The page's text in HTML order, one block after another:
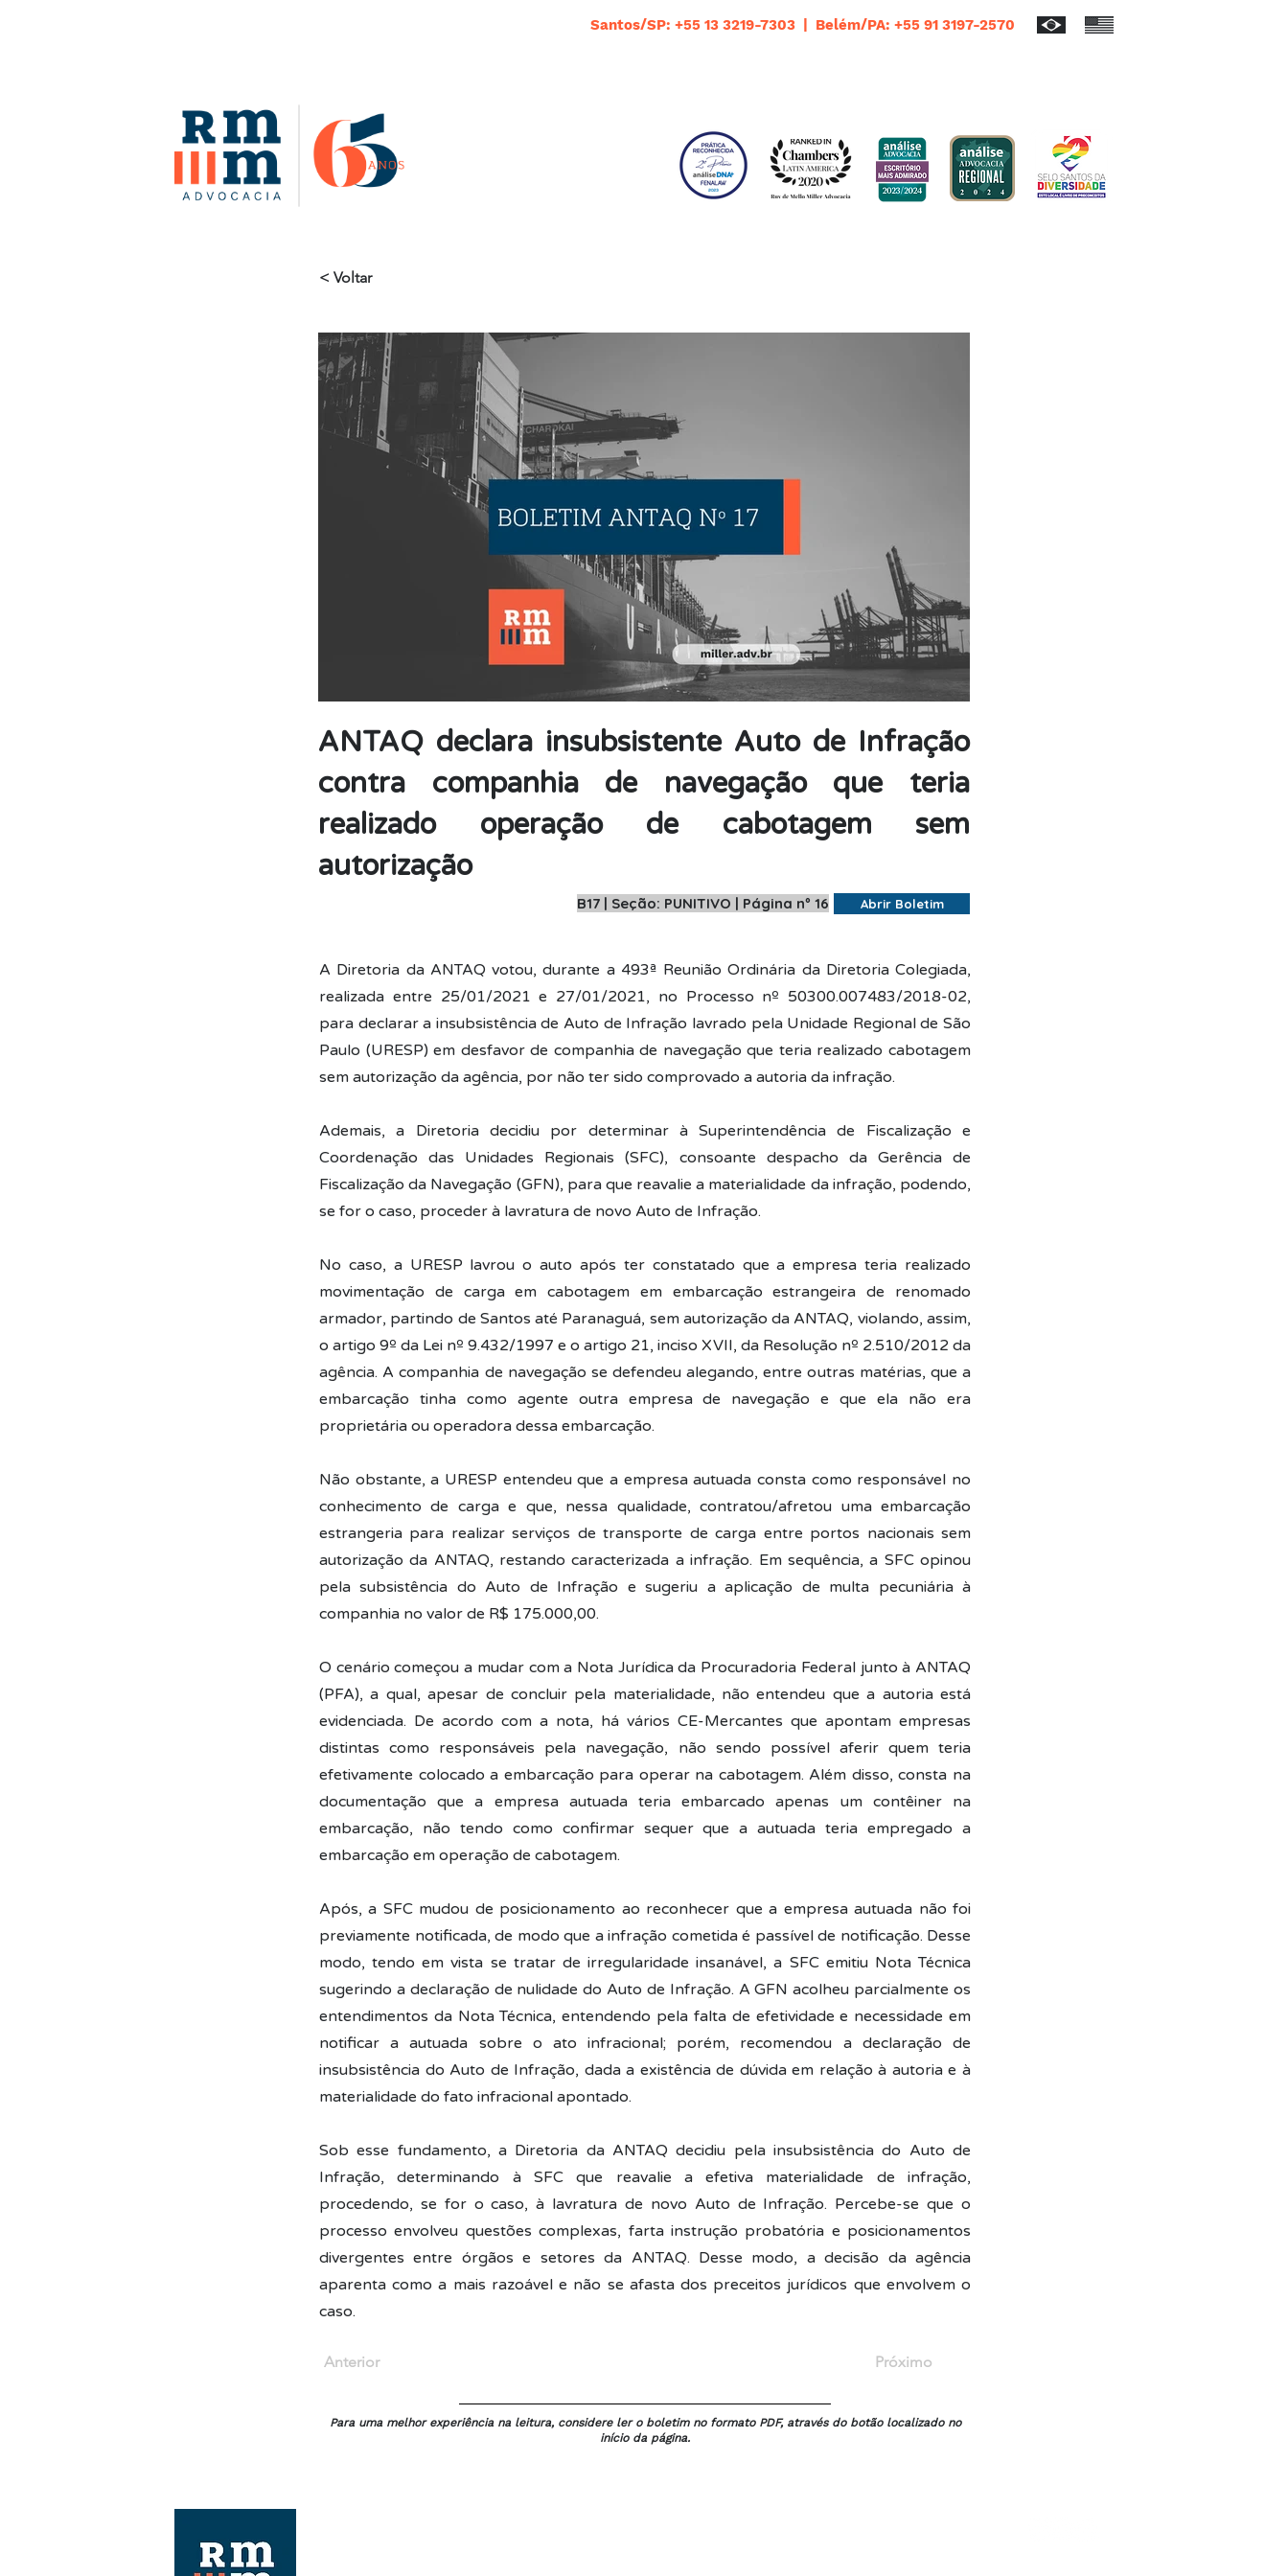
Santos/SP: +55 13 3219-7303 | Belém/PA: +55 91 3197-2570
< Voltar
ANTAQ declara insubsistente Auto de Infração
contra companhia de navegação que teria
realizado operação de cabotagem sem
autorização
B17 | Seção: PUNITIVO | Página nº 16 Abrir Boletim
A Diretoria da ANTAQ votou, durante a 493ª Reunião Ordinária da Diretoria Colegiada,
realizada entre 25/01/2021 e 27/01/2021, no Processo nº 50300.007483/2018-02,
para declarar a insubsistência de Auto de Infração lavrado pela Unidade Regional de São
Paulo (URESP) em desfavor de companhia de navegação que teria realizado cabotagem
sem autorização da agência, por não ter sido comprovado a autoria da infração.
Ademais, a Diretoria decidiu por determinar à Superintendência de Fiscalização e
Coordenação das Unidades Regionais (SFC), consoante despacho da Gerência de
Fiscalização da Navegação (GFN), para que reavalie a materialidade da infração, podendo,
se for o caso, proceder à lavratura de novo Auto de Infração.
No caso, a URESP lavrou o auto após ter constatado que a empresa teria realizado
movimentação de carga em cabotagem em embarcação estrangeira de renomado
armador, partindo de Santos até Paranaguá, sem autorização da ANTAQ, violando, assim,
o artigo 9º da Lei nº 9.432/1997 e o artigo 21, inciso XVII, da Resolução nº 2.510/2012 da
agência. A companhia de navegação se defendeu alegando, entre outras matérias, que a
embarcação tinha como agente outra empresa de navegação e que ela não era
proprietária ou operadora dessa embarcação.
Não obstante, a URESP entendeu que a empresa autuada consta como responsável no
conhecimento de carga e que, nessa qualidade, contratou/afretou uma embarcação
estrangeria para realizar serviços de transporte de carga entre portos nacionais sem
autorização da ANTAQ, restando caracterizada a infração. Em sequência, a SFC opinou
pela subsistência do Auto de Infração e sugeriu a aplicação de multa pecuniária à
companhia no valor de R$ 175.000,00.
O cenário começou a mudar com a Nota Jurídica da Procuradoria Federal junto à ANTAQ
(PFA), a qual, apesar de concluir pela materialidade, não entendeu que a autoria está
evidenciada. De acordo com a nota, há vários CE-Mercantes que apontam empresas
distintas como responsáveis pela navegação, não sendo possível aferir quem teria
efetivamente colocado a embarcação para operar na cabotagem. Além disso, consta na
documentação que a empresa autuada teria embarcado apenas um contêiner na
embarcação, não tendo como confirmar sequer que a autuada teria empregado a
embarcação em operação de cabotagem.
Após, a SFC mudou de posicionamento ao reconhecer que a empresa autuada não foi
previamente notificada, de modo que a infração cometida é passível de notificação. Desse
modo, tendo em vista se tratar de irregularidade insanável, a SFC emitiu Nota Técnica
sugerindo a declaração de nulidade do Auto de Infração. A GFN acolheu parcialmente os
entendimentos da Nota Técnica, entendendo pela falta de efetividade e necessidade em
notificar a autuada sobre o ato infracional; porém, recomendou a declaração de
insubsistência do Auto de Infração, dada a existência de dúvida em relação à autoria e à
materialidade do fato infracional apontado.
Sob esse fundamento, a Diretoria da ANTAQ decidiu pela insubsistência do Auto de
Infração, determinando à SFC que reavalie a efetiva materialidade de infração,
procedendo, se for o caso, à lavratura de novo Auto de Infração. Percebe-se que o
processo envolveu questões complexas, farta instrução probatória e posicionamentos
divergentes entre órgãos e setores da ANTAQ. Desse modo, a decisão da agência
aparenta como a mais razoável e não se afasta dos preceitos jurídicos que envolvem o
caso.
Anterior Próximo
Para uma melhor experiência na leitura, considere ler o boletim no formato PDF, através do botão localizado no
início da página.